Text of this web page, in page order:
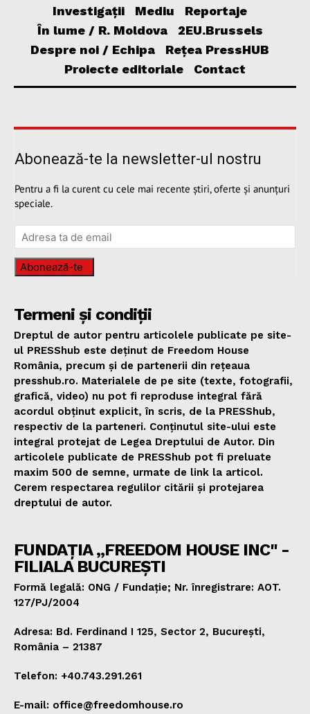
Investigații
Mediu
Reportaje
În lume / R. Moldova
2EU.Brussels
Despre noi / Echipa
Rețea PressHUB
Proiecte editoriale
Contact
Abonează-te la newsletter-ul nostru
Pentru a fi la curent cu cele mai recente știri, oferte și anunțuri
speciale.
Abonează-te
Termeni și condiții
Dreptul de autor pentru articolele publicate pe site-
ul PRESShub este deținut de Freedom House
România, precum și de partenerii din rețeaua
presshub.ro. Materialele de pe site (texte, fotografii,
grafică, video) nu pot fi reproduse integral fără
acordul obținut explicit, în scris, de la PRESShub,
respectiv de la parteneri. Conținutul site-ului este
integral protejat de Legea Dreptului de Autor. Din
articolele publicate de PRESShub pot fi preluate
maxim 500 de semne, urmate de link la articol.
Cerem respectarea regulilor citării și protejarea
dreptului de autor.
FUNDAȚIA „FREEDOM HOUSE INC" -
FILIALA BUCUREȘTI
Formă legală: ONG / Fundație; Nr. înregistrare: AOT.
127/PJ/2004
Adresa: Bd. Ferdinand I 125, Sector 2, București,
România – 21387
Telefon: +40.743.291.261
E-mail: office@freedomhouse.ro